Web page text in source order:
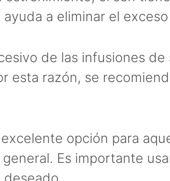
a eliminar el
de las infusiones
esta razón, se
opción para
Es importante